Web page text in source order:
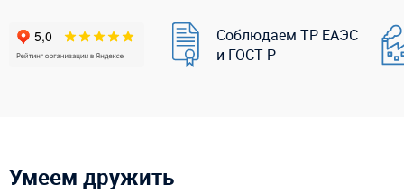
Соблюдаем ТР ЕАЭС
и ГОСТ Р
Умеем дружить